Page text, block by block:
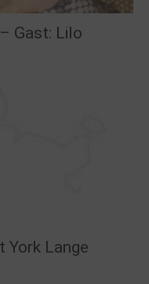
Gast: Lilo
Lange